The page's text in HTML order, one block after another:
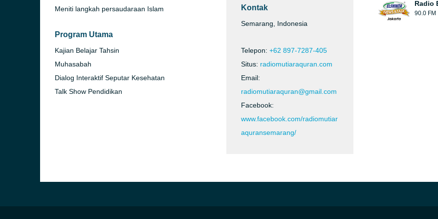
Meniti langkah persaudaraan Islam
Program Utama
Kajian Belajar Tahsin
Muhasabah
Dialog Interaktif Seputar Kesehatan
Talk Show Pendidikan
Kontak
Semarang, Indonesia
Telepon: +62 897-7287-405
Situs: radiomutiaraquran.com
Email:
radiomutiaraquran@gmail.com
Facebook:
www.facebook.com/radiomutiar
aquransemarang/
Radio
90.0 FM